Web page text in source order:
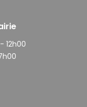
12h00